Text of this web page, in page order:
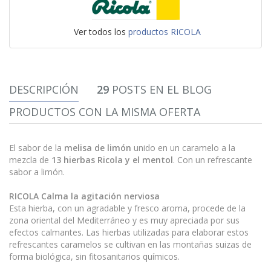
Ver todos los productos RICOLA
DESCRIPCIÓN 29 POSTS EN EL BLOG
PRODUCTOS CON LA MISMA OFERTA
El sabor de la melisa de limón unido en un caramelo a la
mezcla de 13 hierbas Ricola y el mentol. Con un refrescante
sabor a limón.
RICOLA Calma la agitación nerviosa
Esta hierba, con un agradable y fresco aroma, procede de la
zona oriental del Mediterráneo y es muy apreciada por sus
efectos calmantes. Las hierbas utilizadas para elaborar estos
refrescantes caramelos se cultivan en las montañas suizas de
forma biológica, sin fitosanitarios químicos.